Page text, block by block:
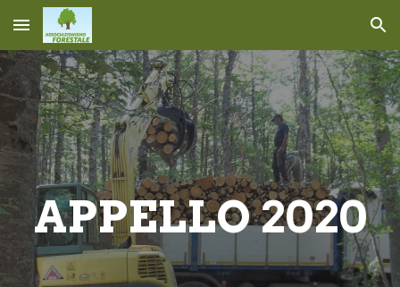
Skip to main content Skip to navigation
APPELLO 2020